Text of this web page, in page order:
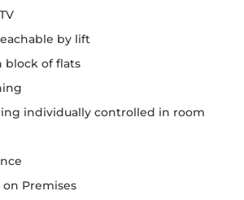
by lift
block of flats
individually controlled in room
Premises